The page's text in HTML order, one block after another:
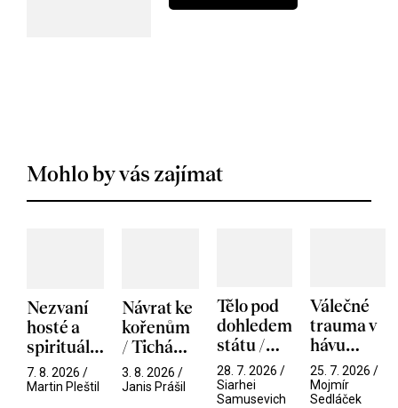
Mohlo by vás zajímat
Nezvaní
hosté a
spirituální
narušitelé
z vesmíru
7. 8. 2026 /
Martin Pleštil
Návrat ke
kořenům
/ Tichá
přítelkyně
3. 8. 2026 /
Janis Prášil
Tělo pod
dohledem
státu /
Pramen
28. 7. 2026 /
Siarhei
Samusevich
Válečné
trauma v
hávu
spektáklu
/ Odyssea
25. 7. 2026 /
Mojmír
Sedláček